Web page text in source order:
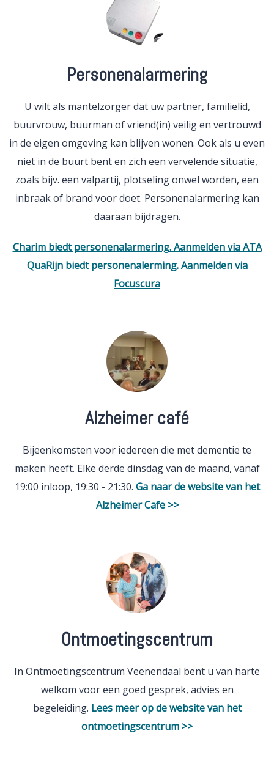
Personenalarmering
U wilt als mantelzorger dat uw partner, familielid,
buurvrouw, buurman of vriend(in) veilig en vertrouwd
in de eigen omgeving kan blijven wonen. Ook als u even
niet in de buurt bent en zich een vervelende situatie,
zoals bijv. een valpartij, plotseling onwel worden, een
inbraak of brand voor doet. Personenalarmering kan
daaraan bijdragen.
Charim biedt personenalarmering. Aanmelden via ATA
QuaRijn biedt personenalerming. Aanmelden via
Focuscura
Alzheimer café
Bijeenkomsten voor iedereen die met dementie te
maken heeft. Elke derde dinsdag van de maand, vanaf
19:00 inloop, 19:30 - 21:30. Ga naar de website van het
Alzheimer Cafe >>
Ontmoetingscentrum
In Ontmoetingscentrum Veenendaal bent u van harte
welkom voor een goed gesprek, advies en
begeleiding. Lees meer op de website van het
ontmoetingscentrum >>